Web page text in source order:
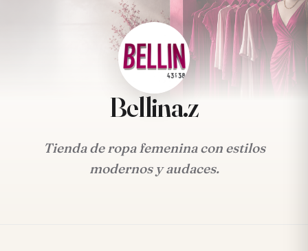
Bellina.z
Tienda de ropa femenina con estilos
modernos y audaces.